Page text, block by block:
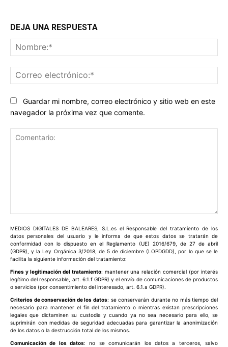
DEJA UNA RESPUESTA
Guardar mi nombre, correo electrónico y sitio web en este
navegador la próxima vez que comente.
MEDIOS DIGITALES DE BALEARES, S.L.es el Responsable del tratamiento de los
datos personales del usuario y le informa de que estos datos se tratarán de
conformidad con lo dispuesto en el Reglamento (UE) 2016/679, de 27 de abril
(GDPR), y la Ley Orgánica 3/2018, de 5 de diciembre (LOPDGDD), por lo que se le
facilita la siguiente información del tratamiento:
Fines y legitimación del tratamiento: mantener una relación comercial (por interés
legítimo del responsable, art. 6.1.f GDPR) y el envío de comunicaciones de productos
o servicios (por consentimiento del interesado, art. 6.1.a GDPR).
Criterios de conservación de los datos: se conservarán durante no más tiempo del
necesario para mantener el fin del tratamiento o mientras existan prescripciones
legales que dictaminen su custodia y cuando ya no sea necesario para ello, se
suprimirán con medidas de seguridad adecuadas para garantizar la anonimización
de los datos o la destrucción total de los mismos.
Comunicación de los datos: no se comunicarán los datos a terceros, salvo